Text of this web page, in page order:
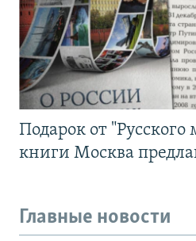
Подарок от
книги Москва
Главные новости